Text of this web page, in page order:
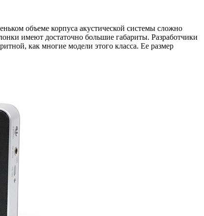
объеме корпуса акустической системы сложно
имеют достаточно большие габариты. Разработчики
как многие модели этого класса. Ее размер